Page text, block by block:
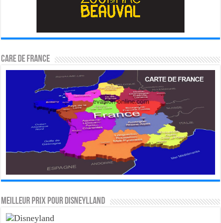
CARE DE FRANCE
MEILLEUR PRIX POUR DISNEYLLAND